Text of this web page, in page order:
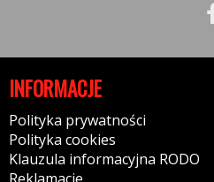
INFORMACJE
Polityka prywatności
Polityka cookies
Klauzula informacyjna RODO